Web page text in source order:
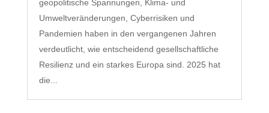
geopolitische Spannungen, Klima- und
Umweltveränderungen, Cyberrisiken und
Pandemien haben in den vergangenen Jahren
verdeutlicht, wie entscheidend gesellschaftliche
Resilienz und ein starkes Europa sind. 2025 hat
die...